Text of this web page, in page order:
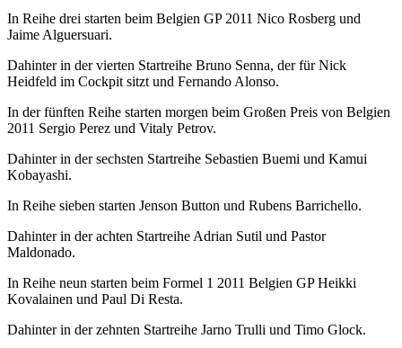
In Reihe drei starten beim Belgien GP 2011 Nico Rosberg und
Jaime Alguersuari.
Dahinter in der vierten Startreihe Bruno Senna, der für Nick
Heidfeld im Cockpit sitzt und Fernando Alonso.
In der fünften Reihe starten morgen beim Großen Preis von Belgien
2011 Sergio Perez und Vitaly Petrov.
Dahinter in der sechsten Startreihe Sebastien Buemi und Kamui
Kobayashi.
In Reihe sieben starten Jenson Button und Rubens Barrichello.
Dahinter in der achten Startreihe Adrian Sutil und Pastor
Maldonado.
In Reihe neun starten beim Formel 1 2011 Belgien GP Heikki
Kovalainen und Paul Di Resta.
Dahinter in der zehnten Startreihe Jarno Trulli und Timo Glock.